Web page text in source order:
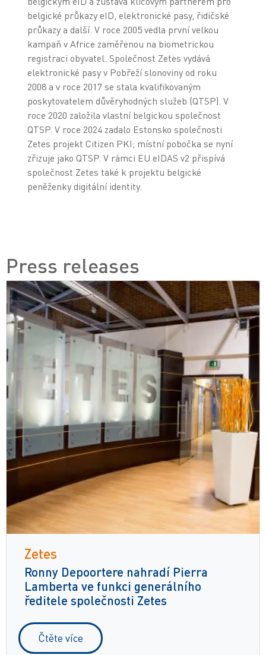
belgické průkazy eID, elektronické pasy, řidičské
průkazy a další. V roce 2005 vedla první velkou
kampaň v Africe zaměřenou na biometrickou
registraci obyvatel. Společnost Zetes vydává
elektronické pasy v Pobřeží slonoviny od roku
2008 a v roce 2017 se stala kvalifikovaným
poskytovatelem důvěryhodných služeb (QTSP). V
roce 2020 založila vlastní belgickou společnost
QTSP. V roce 2024 zadalo Estonsko společnosti
Zetes projekt Citizen PKI; místní pobočka se nyní
zřizuje jako QTSP. V rámci EU eIDAS v2 přispívá
společnost Zetes také k projektu belgické
peněženky digitální identity.
Press releases
Zetes
Ronny Depoortere nahradí Pierra
Lamberta ve funkci generálního
ředitele společnosti Zetes
Čtěte více